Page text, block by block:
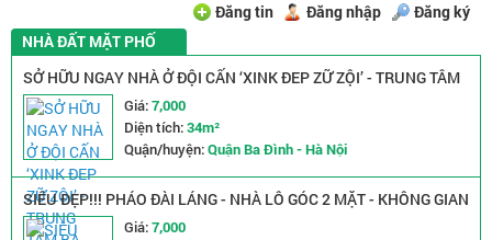
Đăng tin Đăng nhập
Đăng ký
NHÀ ĐẤT MẶT PHỐ
SỞ HỮU NGAY NHÀ Ở ĐỘI CẤN ‘XINK ĐEP ZỮ ZỘI’ - TRUNG TÂM
BA ĐÌNH - CÓ THANG MÁY - 2 THOÁNG
Giá:7,000
Diện tích:34m²
Quận/huyện:Quận Ba Đình - Hà Nội
SIÊU ĐẸP!!! PHÁO ĐÀI LÁNG - NHÀ LÔ GÓC 2 MẶT - KHÔNG GIAN
YÊN TĨNH - DÂN CƯ VĂN MINH
Giá:7,000